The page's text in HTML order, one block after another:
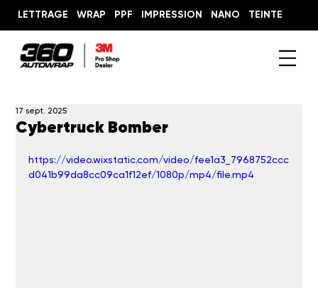
LETTRAGE WRAP PPF IMPRESSION NANO TEINTE
Cybertruck Bomber
17 sept. 2025
https://video.wixstatic.com/video/fee1a3_7968752ccc
d041b99da8cc09ca1f12ef/1080p/mp4/file.mp4